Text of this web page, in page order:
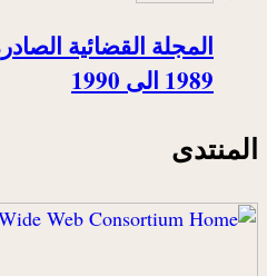
المجلة القضائية
1989 الى 1990
المنتدى